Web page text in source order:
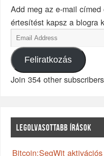
Add meg az e-mail
értesítést kapsz a blogra
Feliratkozás
Join 354 other subscribers
LEGOLVASOTTABB ÍRÁSOK
Bitcoin:SegWit